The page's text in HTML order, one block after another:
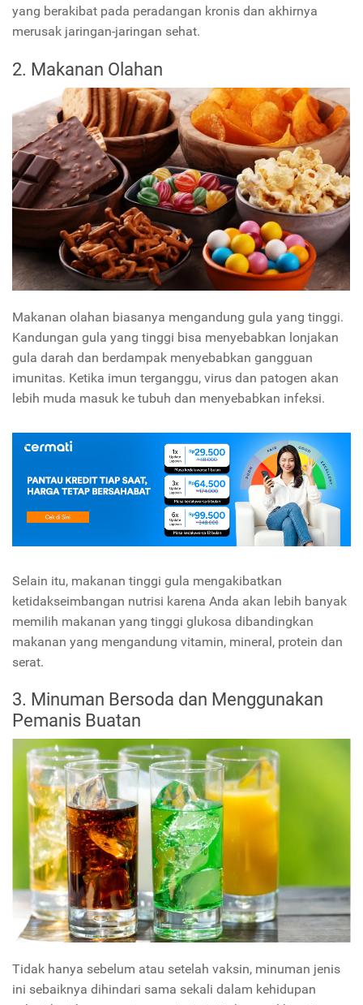
yang berakibat pada peradangan kronis dan akhirnya
merusak jaringan-jaringan sehat.
2. Makanan Olahan
Makanan olahan biasanya mengandung gula yang tinggi.
Kandungan gula yang tinggi bisa menyebabkan lonjakan
gula darah dan berdampak menyebabkan gangguan
imunitas. Ketika imun terganggu, virus dan patogen akan
lebih muda masuk ke tubuh dan menyebabkan infeksi.
Selain itu, makanan tinggi gula mengakibatkan
ketidakseimbangan nutrisi karena Anda akan lebih banyak
memilih makanan yang tinggi glukosa dibandingkan
makanan yang mengandung vitamin, mineral, protein dan
serat.
3. Minuman Bersoda dan Menggunakan
Pemanis Buatan
Tidak hanya sebelum atau setelah vaksin, minuman jenis
ini sebaiknya dihindari sama sekali dalam kehidupan